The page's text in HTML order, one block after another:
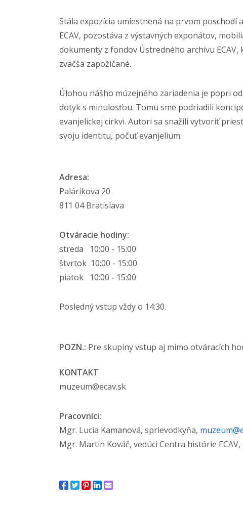
Stála expozícia umiestnená na prvom poschodí
ECAV, pozostáva z výstavných exponátov,
dokumenty z fondov Ústredného archívu
zväčša zapožičané.
Úlohou nášho múzejného zariadenia je popri
dotyk s minulosťou. Tomu sme podriadili
evanjelickej cirkvi. Autori sa snažili vytvoriť
svoju identitu, počuť evanjelium.
Adresa:
Palárikova 20
811 04 Bratislava
Otváracie hodiny:
streda 10:00 - 15:00
štvrtok 10:00 - 15:00
piatok 10:00 - 15:00
Posledný vstup vždy o 14:30.
POZN.: Pre skupiny vstup aj mimo otváracích
KONTAKT
muzeum@ecav.sk
Pracovníci:
Mgr. Lucia Kamanová, sprievodkyňa,
Mgr. Martin Kováč, vedúci Centra histórie ECAV,